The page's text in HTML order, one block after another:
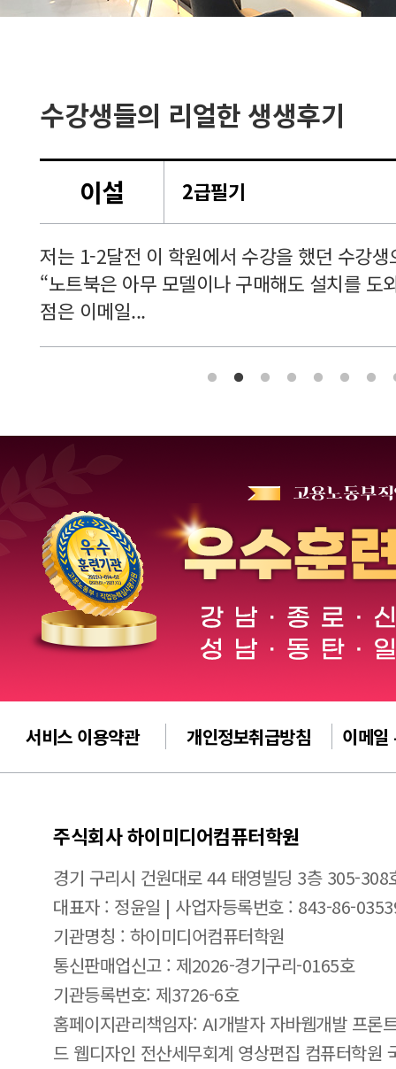
수강생들의 리얼한 생생후기
오ㅇㅇ
시간이 짧아 결과물에 정성을 쏟을 시간이 다
운 결과를 낼 수 있었고 협업과 소통이 업무에
직접 느끼며 ...
서비스 이용약관 개인정보취급방침 이메일
주식회사 하이미디어컴퓨터학원
경기 구리시 건원대로 44 태영빌딩 3층 305-308
대표자 : 정윤일 | 사업자등록번호 : 843-86-
기관명칭 : 하이미디어컴퓨터학원
통신판매업신고 : 제2026-경기구리-0165호
기관등록번호: 제3726-6호
홈페이지관리책임자: AI개발자 자바웹개발 프론
드 웹디자인 전산세무회계 영상편집 컴퓨터학원